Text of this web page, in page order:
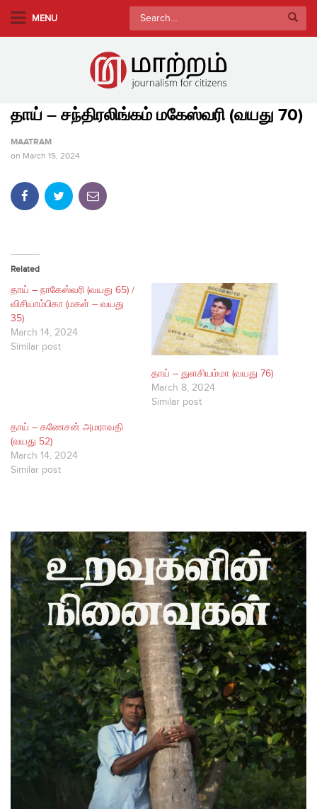
MENU
Search
for:
தாய் – சந்திரலிங்கம் மகேஸ்வரி (வயது 70)
MAATRAM
on March 15, 2024
Related
தாய் – நாகேஸ்வரி (வயது 65) /
விசியாம்பிகா (மகள் – வயது
35)
March 14, 2024
Similar post
தாய் – துளசியம்மா (வயது 76)
March 8, 2024
Similar post
தாய் – கணேசன் அமராவதி
(வயது 52)
March 14, 2024
Similar post